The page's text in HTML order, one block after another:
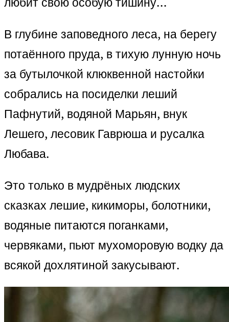
В глубине заповедного леса, на берегу
потаённого пруда, в тихую лунную ночь
за бутылочкой клюквенной настойки
собрались на посиделки леший
Пафнутий, водяной Марьян, внук
Лешего, лесовик Гаврюша и русалка
Любава.
Это только в мудрёных людских
сказках лешие, кикиморы, болотники,
водяные питаются поганками,
червяками, пьют мухоморовую водку да
всякой дохлятиной закусывают.